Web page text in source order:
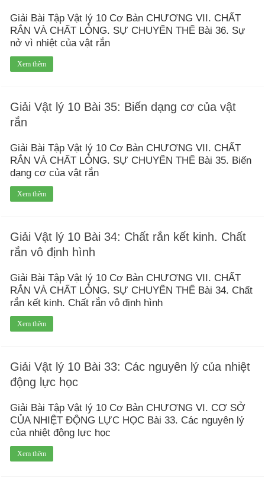
Giải Bài Tập Vật lý 10 Cơ Bản CHƯƠNG VII. CHẤT
RẮN VÀ CHẤT LỎNG. SỰ CHUYỂN THỂ Bài 36. Sự
nở vì nhiệt của vật rắn
Xem thêm
Giải Vật lý 10 Bài 35: Biến dạng cơ của vật
rắn
Giải Bài Tập Vật lý 10 Cơ Bản CHƯƠNG VII. CHẤT
RẮN VÀ CHẤT LỎNG. SỰ CHUYỂN THỂ Bài 35. Biến
dạng cơ của vật rắn
Xem thêm
Giải Vật lý 10 Bài 34: Chất rắn kết kinh. Chất
rắn vô định hình
Giải Bài Tập Vật lý 10 Cơ Bản CHƯƠNG VII. CHẤT
RẮN VÀ CHẤT LỎNG. SỰ CHUYỂN THỂ Bài 34. Chất
rắn kết kinh. Chất rắn vô định hình
Xem thêm
Giải Vật lý 10 Bài 33: Các nguyên lý của nhiệt
động lực học
Giải Bài Tập Vật lý 10 Cơ Bản CHƯƠNG VI. CƠ SỞ
CỦA NHIỆT ĐỘNG LỰC HỌC Bài 33. Các nguyên lý
của nhiệt động lực học
Xem thêm